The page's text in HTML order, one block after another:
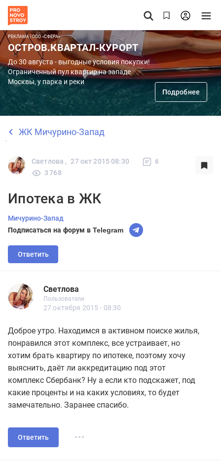
РЕКЛАМА | ООО «СФЕРА»
ОСТРОВ.КВАРТАЛ-КУРОРТ
До 30 августа - выгодные условия покупки!
Ограниченный пул квартир на западе
Москвы, у парка и реки
Подробнее
ЖК Мичурино-Запад
Светлова , 27 окт 2015 08:30
6
3 768
Ипотека в ЖК
Мичурино-Запад
Подписаться на форум в Telegram
Ответить
Светлова
Светлова
Пользователи
Новичок
Пользователи
1 сообщений
27 октября 2015 - 08:30
Доброе утро. Находимся в активном поиске жилья,
понравился этот комплекс, все устраивает, но
хотим брать квартиру по ипотеке, поэтому хочу
выяснить, даёт ли аккредитацию под этот
комплекс Сбербанк? Ну а если кто подскажет, под
какие проценты и на каких условиях, то будет
замечательно. Заранее спасибо.
Ответить ...